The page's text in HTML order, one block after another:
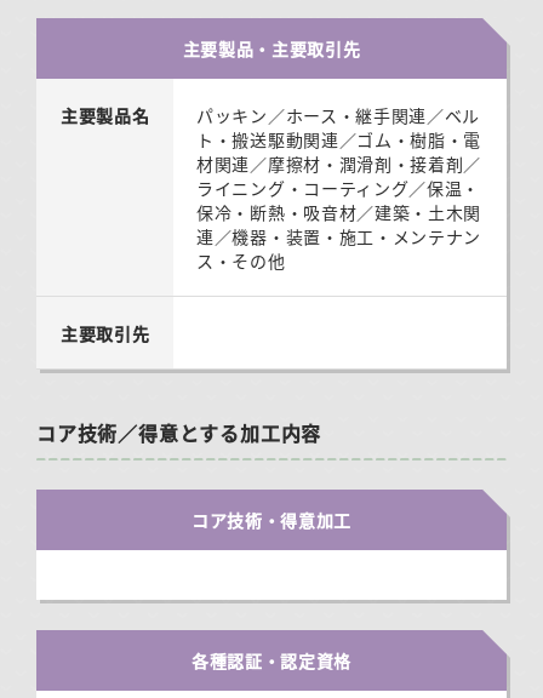
主要製品・主要取引先
主要製品名
パッキン／ホース・継手関連／ベル
ト・搬送駆動関連／ゴム・樹脂・電
材関連／摩擦材・潤滑剤・接着剤／
ライニング・コーティング／保温・
保冷・断熱・吸音材／建築・土木関
連／機器・装置・施工・メンテナン
ス・その他
主要取引先
コア技術／得意とする加工内容
コア技術・得意加工
各種認証・認定資格